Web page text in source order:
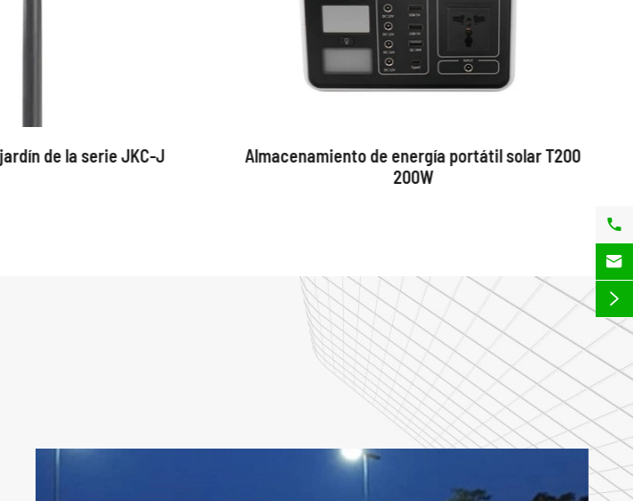
de la serie JKC-J
Almacenamiento de energía portátil solar T200
200W


